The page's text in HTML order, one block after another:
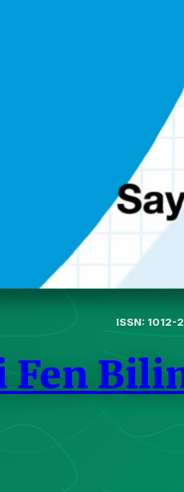
ISSN: 1012-
Fen